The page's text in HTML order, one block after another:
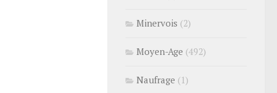
Minervois (2)
Moyen-Age (492)
Naufrage (1)